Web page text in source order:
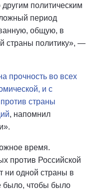
политическим
период
общую, в
страны политику», —
прочность во всех
и с
страны
, напомнил
время.
против Российской
ни одной страны в
было, чтобы было